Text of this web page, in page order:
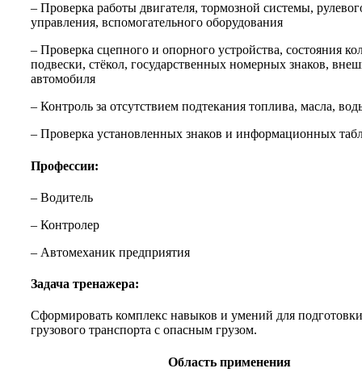
– Проверка работы двигателя, тормозной системы,
управления, вспомогательного оборудования
– Проверка сцепного и опорного устройства, состояния
подвески, стёкол, государственных номерных знаков,
автомобиля
– Контроль за отсутствием подтекания топлива, масла,
– Проверка установленных знаков и информационных
Профессии:
– Водитель
– Контролер
– Автомеханик предприятия
Задача тренажера:
Сформировать комплекс навыков и умений для
грузового транспорта с опасным грузом.
Область применения